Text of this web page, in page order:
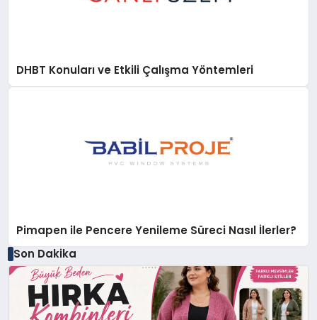
DHBT Konuları ve Etkili Çalışma Yöntemleri
Pimapen ile Pencere Yenileme Süreci Nasıl İlerler?
Son Dakika